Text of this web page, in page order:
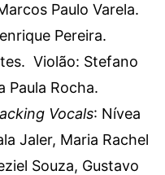
Paulo Varela.
Pereira.
Violão: Stefano
Paula Rocha.
Vocals: Nívea
Jaler, Maria Rachel
Souza, Gustavo